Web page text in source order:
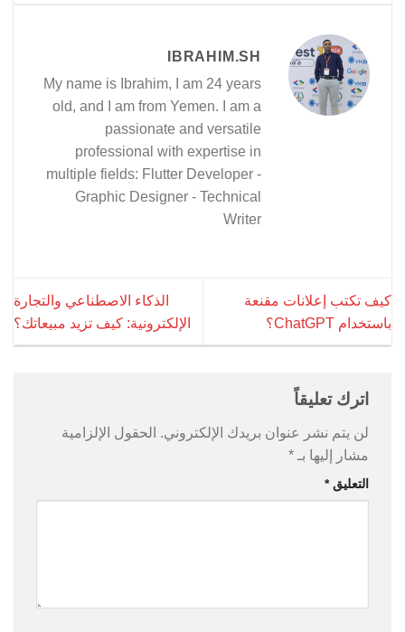
IBRAHIM.SH
My name is Ibrahim, I am 24 years
old, and I am from Yemen. I am a
passionate and versatile
professional with expertise in
multiple fields: Flutter Developer -
Graphic Designer - Technical
Writer
كيف تكتب إعلانات مقنعة
باستخدام ChatGPT؟
الذكاء الاصطناعي والتجارة
الإلكترونية: كيف تزيد مبيعاتك؟
اترك تعليقاً
لن يتم نشر عنوان بريدك الإلكتروني. الحقول الإلزامية
مشار إليها بـ *
التعليق*